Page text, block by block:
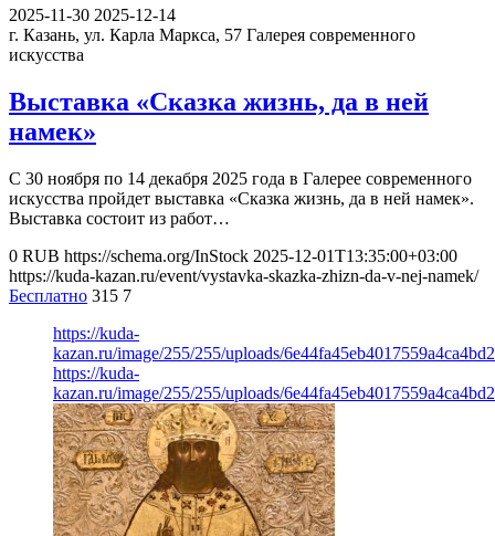
2025-11-30 2025-12-14
г. Казань, ул. Карла Маркса, 57 Галерея современного
искусства
Выставка «Сказка жизнь, да в ней
намек»
С 30 ноября по 14 декабря 2025 года в Галерее современного
искусства пройдет выставка «Сказка жизнь, да в ней намек».
Выставка состоит из работ…
0 RUB https://schema.org/InStock 2025-12-01T13:35:00+03:00
https://kuda-kazan.ru/event/vystavka-skazka-zhizn-da-v-nej-namek/
Бесплатно 315 7
https://kuda-
kazan.ru/image/255/255/uploads/
https://kuda-
kazan.ru/image/255/255/uploads/